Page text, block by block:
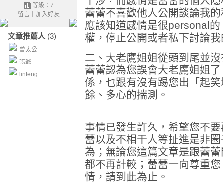
等級：7
留言｜ 加入好友
文章推薦人 (3)
曾太公
張爺
linfeng
蕾蕾不喜歡他人公開談論我
應該知道感情是很personal
權，停止公開或者私下討論
二、大老鷹姐姐從頭到尾並
蕾蕾認為您誤會大老鷹姐姐
係，也跟有沒有踢您出「起
餘、多心的揣測。
事情已發生許久，希望您不
蕾以及不相干人等扯進是非
為；無論您這篇文章是跟蕾
都不再計較；蕾蕾一向尊重
情，請到此為止。